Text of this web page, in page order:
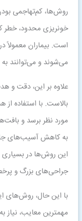
روش‌ها، کم‌تهاجمی
خونریزی محدود، خطر
است. بیماران معمولاً
می‌شوند و می‌توانند
علاوه بر این، دقت
بالاست. با استفاده
مورد نظر برسد و
به کاهش آسیب‌های
این روش‌ها در بسیاری
جراحی‌های بزرگ و
با این حال، روش‌های
مهمترین معایب،